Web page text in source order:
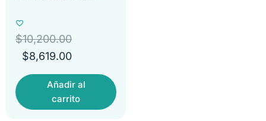
$10,200.00
$8,619.00
Añadir al
carrito